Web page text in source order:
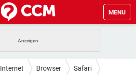
MENU
IOS
Internet Browser Safari